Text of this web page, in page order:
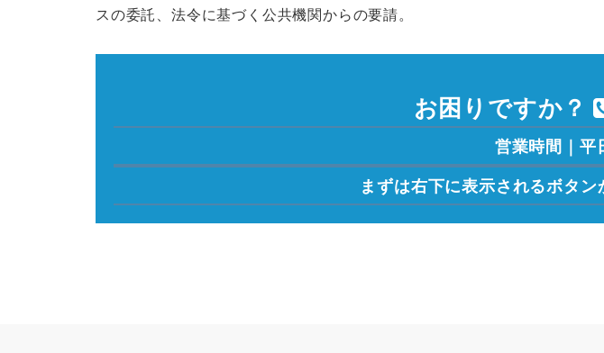
スの委託、法令に基づく公共機関からの要請。
お困りですか？
営業時間｜
まずは右下に表示されるボタン